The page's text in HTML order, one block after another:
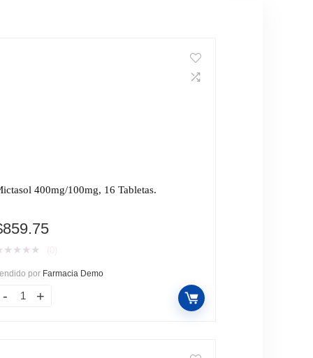
400mg/100mg, 16 Tabletas.
859.75
★ ★ ★ ★
por Farmacia Demo